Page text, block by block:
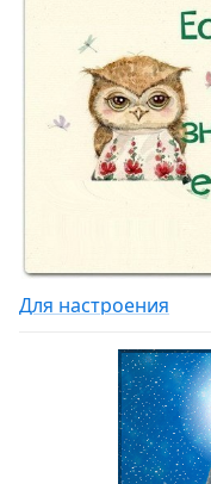
Для настроения